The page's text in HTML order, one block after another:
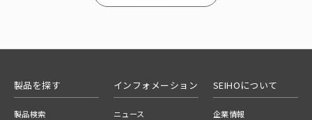
製品を探す
製品検索
インフォメーション
ニュース
SEIHOについて
企業情報